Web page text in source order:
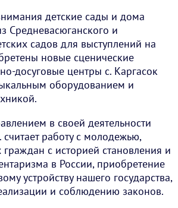
детские сады и дома
Средневасюганского и
садов для выступлений на
новые сценические
досуговые центры с. Каргасок
оборудованием и
в своей деятельности
считает работу с молодежью,
с историей становления и
в России, приобретение
устройству нашего государства,
и соблюдению законов.